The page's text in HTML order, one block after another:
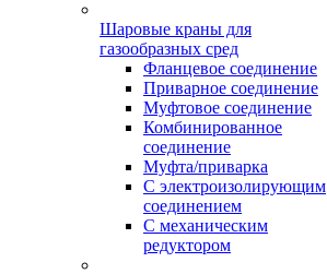
Шаровые краны для
газообразных сред
Фланцевое соединение
Приварное соединение
Муфтовое соединение
Комбинированное
соединение
Муфта/приварка
С электроизолирующим
соединением
С механическим
редуктором